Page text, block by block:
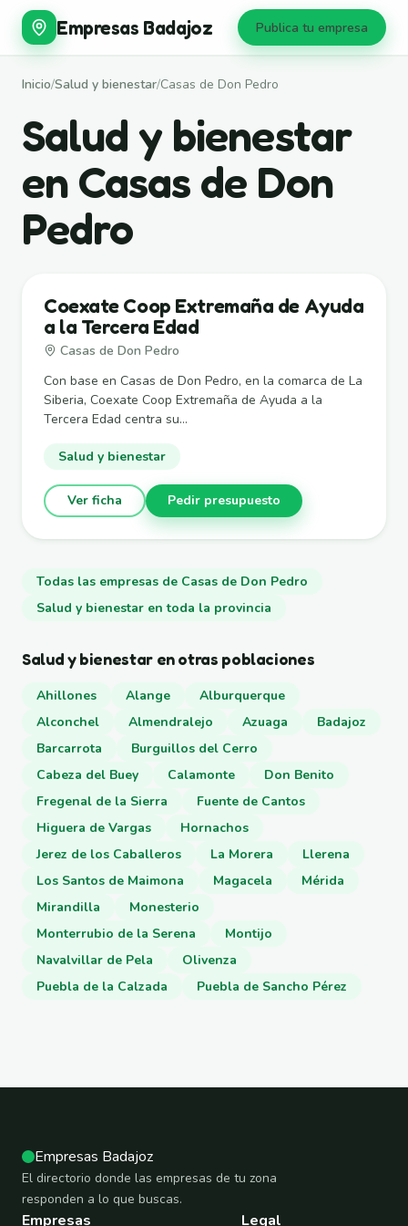
Empresas Badajoz Publica tu empresa
Inicio/Salud y bienestar/Casas de Don Pedro
Salud y bienestar
en Casas de Don
Pedro
Coexate Coop Extremaña de Ayuda
a la Tercera Edad
Casas de Don Pedro
Con base en Casas de Don Pedro, en la comarca de La
Siberia, Coexate Coop Extremaña de Ayuda a la
Tercera Edad centra su...
Salud y bienestar
Ver ficha Pedir presupuesto
Todas las empresas de Casas de Don Pedro
Salud y bienestar en toda la provincia
Salud y bienestar en otras poblaciones
Ahillones Alange
Alburquerque
Alconchel
Almendralejo Azuaga
Badajoz
Barcarrota
Burguillos del Cerro
Cabeza del Buey
Calamonte
Don Benito
Fregenal de la Sierra
Fuente de Cantos
Higuera de Vargas
Hornachos
Jerez de los Caballeros
La Morera
Llerena
Los Santos de Maimona
Magacela
Mérida
Mirandilla
Monesterio
Monterrubio de la Serena
Montijo
Navalvillar de Pela
Olivenza
Puebla de la Calzada
Puebla de Sancho Pérez
Empresas Badajoz
El directorio donde las empresas de tu zona
responden a lo que buscas.
Empresas Legal